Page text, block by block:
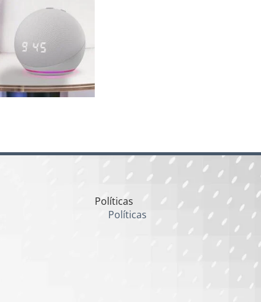
Políticas
Políticas